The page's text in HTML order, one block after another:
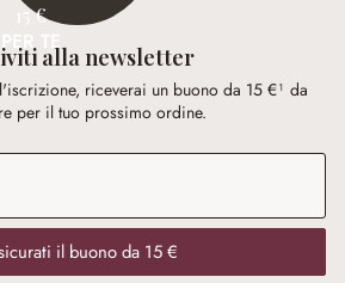
15 €
PER TE
alla newsletter
riceverai un buono da 15 €¹ da
per il tuo prossimo ordine.
il buono da 15 €